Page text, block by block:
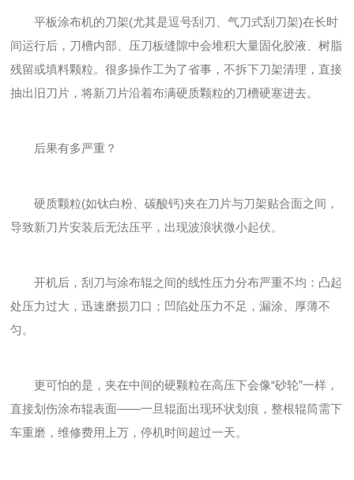
平板涂布机的刀架(尤其是逗号刮刀、气刀式刮刀架)在长时
间运行后，刀槽内部、压刀板缝隙中会堆积大量固化胶液、树脂
残留或填料颗粒。很多操作工为了省事，不拆下刀架清理，直接
抽出旧刀片，将新刀片沿着布满硬质颗粒的刀槽硬塞进去。
后果有多严重？
硬质颗粒(如钛白粉、碳酸钙)夹在刀片与刀架贴合面之间，
导致新刀片安装后无法压平，出现波浪状微小起伏。
开机后，刮刀与涂布辊之间的线性压力分布严重不均：凸起
处压力过大，迅速磨损刀口；凹陷处压力不足，漏涂、厚薄不
匀。
更可怕的是，夹在中间的硬颗粒在高压下会像“砂轮”一样，
直接划伤涂布辊表面——一旦辊面出现环状划痕，整根辊筒需下
车重磨，维修费用上万，停机时间超过一天。